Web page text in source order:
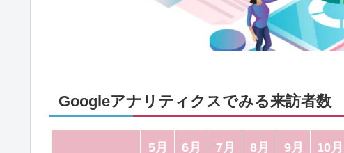
Googleアナリティクスでみる来訪者数
5月 6月 7月 8月 9月 10月